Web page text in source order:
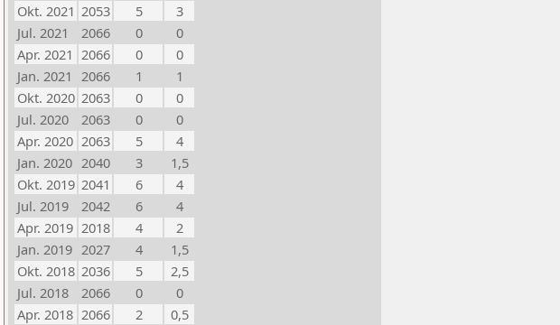
Okt. 2021 2053 5
3
Jul. 2021
2066 0
0
Apr. 2021 2066 0
0
Jan. 2021 2066 1
1
Okt. 2020 2063 0
0
Jul. 2020
2063 0
0
Apr. 2020 2063 5
4
Jan. 2020 2040 3
1,5
Okt. 2019 2041 6
4
Jul. 2019
2042 6
4
Apr. 2019 2018 4
2
Jan. 2019 2027 4
1,5
Okt. 2018 2036 5
2,5
Jul. 2018
2066 0
0
Apr. 2018 2066 2
0,5